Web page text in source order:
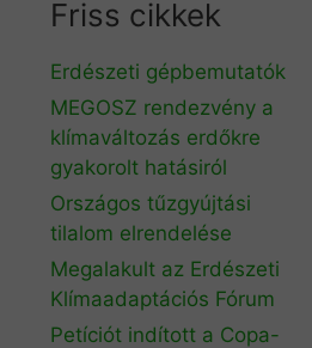
Friss cikkek
Erdészeti gépbemutatók
MEGOSZ rendezvény a
klímaváltozás erdőkre
gyakorolt hatásiról
Országos tűzgyújtási
tilalom elrendelése
Megalakult az Erdészeti
Klímaadaptációs Fórum
Petíciót indított a Copa-